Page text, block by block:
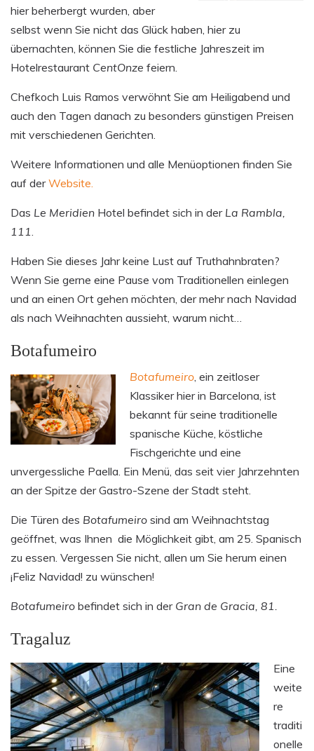
hier beherbergt wurden, aber
selbst wenn Sie nicht das Glück haben, hier zu
übernachten, können Sie die festliche Jahreszeit im
Hotelrestaurant CentOnze feiern.
Chefkoch Luis Ramos verwöhnt Sie am Heiligabend und
auch den Tagen danach zu besonders günstigen Preisen
mit verschiedenen Gerichten.
Weitere Informationen und alle Menüoptionen finden Sie
auf derWebsite.
Das Le Meridien Hotel befindet sich in der La Rambla,
111.
Haben Sie dieses Jahr keine Lust auf Truthahnbraten?
Wenn Sie gerne eine Pause vom Traditionellen einlegen
und an einen Ort gehen möchten, der mehr nach Navidad
als nach Weihnachten aussieht, warum nicht…
Botafumeiro
Botafumeiro, ein zeitloser
Klassiker hier in Barcelona, ist
bekannt für seine traditionelle
spanische Küche, köstliche
Fischgerichte und eine
unvergessliche Paella. Ein Menü, das seit vier Jahrzehnten
an der Spitze der Gastro-Szene der Stadt steht.
Die Türen des Botafumeiro sind am Weihnachtstag
geöffnet, was Ihnen die Möglichkeit gibt, am 25. Spanisch
zu essen. Vergessen Sie nicht, allen um Sie herum einen
¡Feliz Navidad! zu wünschen!
Botafumeiro befindet sich in der Gran de Gracia, 81.
Tragaluz
Eine
weite
re
traditi
onelle